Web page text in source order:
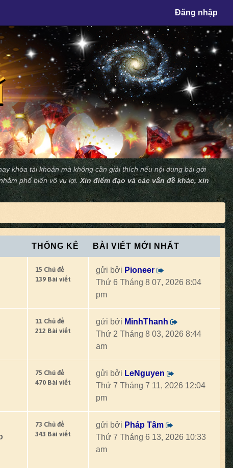
Đăng nhập
×
khóa tài khoản mà không cần giải thích nếu nội dung bài gởi
phổ biến vô vụ lợi.Xin điểm đạo và các vấn đề khác, xin
THỐNG KÊ BÀI VIẾT MỚI NHẤT
15 Chủ đề
139 Bài viết
gửi bởi Pioneer
Thứ 6 Tháng 8 07, 2026 8:04
pm
11 Chủ đề
212 Bài viết
gửi bởi MinhThanh
Thứ 2 Tháng 8 03, 2026 8:44
am
75 Chủ đề
470 Bài viết
gửi bởi LeNguyen
Thứ 7 Tháng 7 11, 2026 12:04
pm
73 Chủ đề
343 Bài viết
gửi bởi Pháp Tâm
Thứ 7 Tháng 6 13, 2026 10:33
am